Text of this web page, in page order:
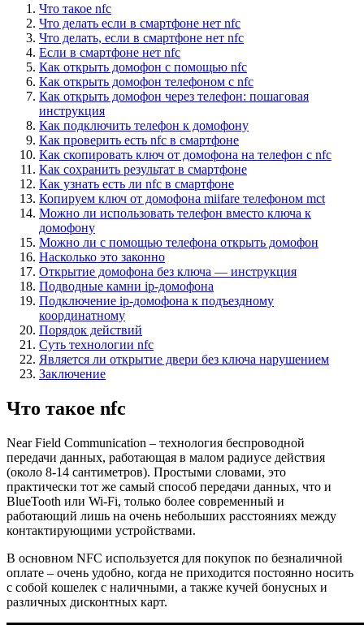
Что такое nfc
Что делать если в смартфоне нет nfc
Что делать, если в смартфоне нет nfc
Если в смартфоне нет nfc
Как открыть домофон с помощью nfc
Как открыть домофон телефоном с nfc
Как открыть домофон через телефон: пошаговая
инструкция
Как подключить телефон к домофону
Как проверить есть nfc в смартфоне
Как скопировать ключ от домофона на телефон с nfc
Как сохранить результат в смартфоне
Как узнать есть ли nfc в смартфоне
Копируем ключ от домофона miifare телефоном mct
Можно ли использовать телефон вместо ключа к
домофону
Можно ли с помощью телефона открыть домофон
Насколько это законно
Открытие домофона без ключа — инструкция
Подводные камни ip-домофона
Подключение ip-домофона к подъездному
координатному
Порядок действий
Суть технологии nfc
Является ли открытие двери без ключа нарушением
Заключение
Что такое nfc
Near Field Communication – технология беспроводной
передачи данных, работающая в малом радиусе действия
(около 8-14 сантиметров). Простыми словами, это
практически тот же самый способ передачи данных, что и
BlueTooth или Wi-Fi, только более современный и
работающий лишь на очень небольших расстояниях между
контактирующими устройствами.
В основном NFC используется для покупок по безналичной
оплате – очень удобно, когда не приходится постоянно носить
с собой кошелек с наличными, а также кучей бонусных и
различных дисконтных карт.